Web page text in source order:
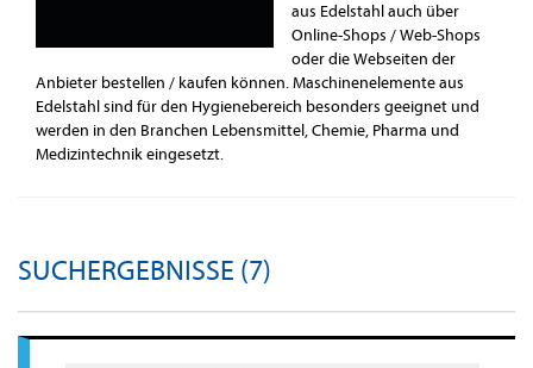
aus Edelstahl auch über
Online-Shops / Web-Shops
oder die Webseiten der
Anbieter bestellen / kaufen können. Maschinenelemente aus
Edelstahl sind für den Hygienebereich besonders geeignet und
werden in den Branchen Lebensmittel, Chemie, Pharma und
Medizintechnik eingesetzt.
SUCHERGEBNISSE (7)